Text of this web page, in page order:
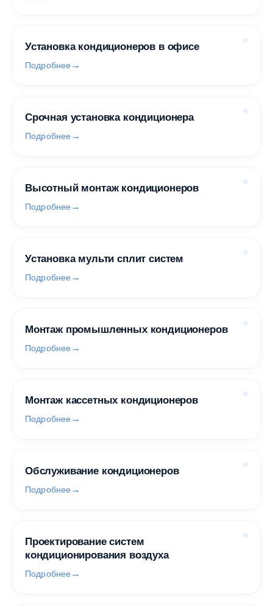
Установка кондиционеров в офисе
Подробнее
Срочная установка кондиционера
Подробнее
Высотный монтаж кондиционеров
Подробнее
Установка мульти сплит систем
Подробнее
Монтаж промышленных кондиционеров
Подробнее
Монтаж кассетных кондиционеров
Подробнее
Обслуживание кондиционеров
Подробнее
Проектирование систем
кондиционирования воздуха
Подробнее